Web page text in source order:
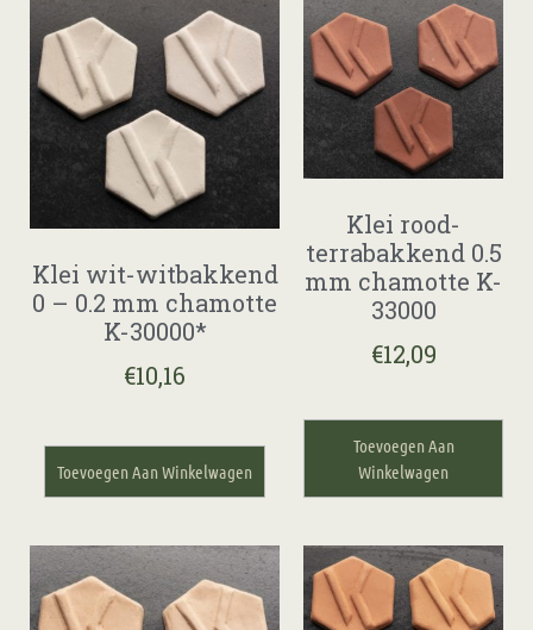
Klei wit-witbakkend
0 – 0.2 mm chamotte
K-30000*
€10,16
Toevoegen Aan Winkelwagen
Klei rood-
terrabakkend 0.5
mm chamotte K-
33000
€12,09
Toevoegen Aan
Winkelwagen